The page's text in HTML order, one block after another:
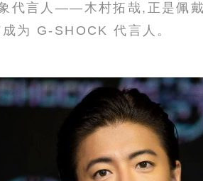
代言人——木村拓哉,正是佩
成为 G-SHOCK 代言人。